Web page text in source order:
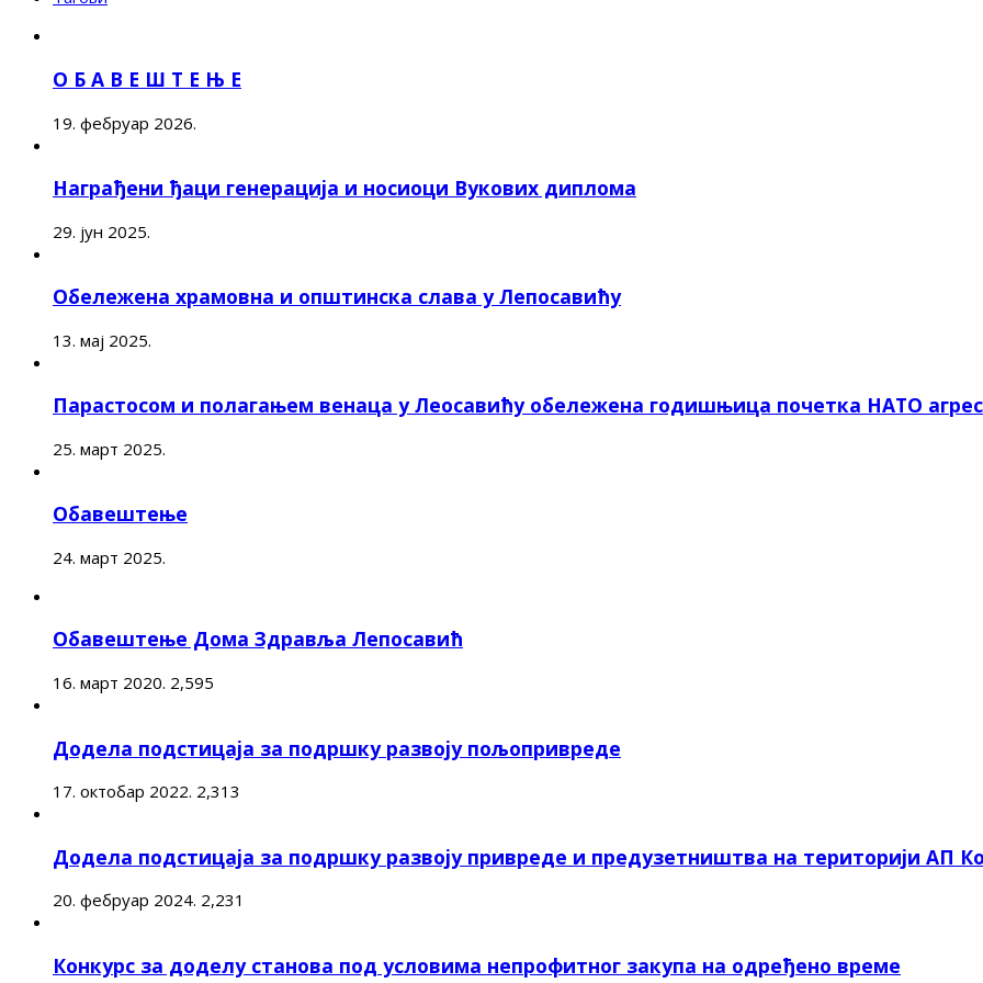
О Б А В Е Ш Т Е Њ Е
19. фебруар 2026.
Награђени ђаци генерација и носиоци Вукових диплома
29. јун 2025.
Обележена храмовна и општинска слава у Лепосавићу
13. мај 2025.
Парастосом и полагањем венаца у Леосавићу обележена годишњица почетка НАТО
25. март 2025.
Обавештење
24. март 2025.
Обавештење Дома Здравља Лепосавић
16. март 2020. 2,595
Додела подстицаја за подршку развоју пољопривреде
17. октобар 2022. 2,313
Додела подстицаја за подршку развоју привреде и предузетништва на територији АП
20. фебруар 2024. 2,231
Конкурс за доделу станова под условима непрофитног закупа на одређено време